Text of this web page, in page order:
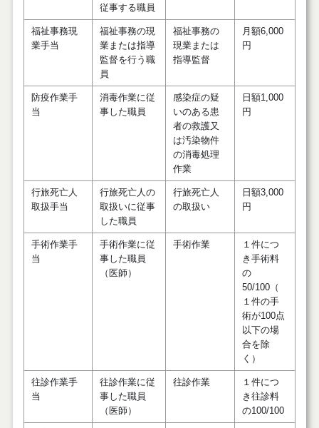
従事する職員
福祉事務現
業手当
福祉事務の現
業または指導
監督を行う職
員
福祉事務の
現業または
指導監督
月額6,000
円
防疫作業手
当
消毒作業に従
事した職員
感染症の疑
いのある患
者の救護又
は汚染物件
の消毒処理
作業
日額1,000
円
行旅死亡人
取扱手当
行旅死亡人の
取扱いに従事
した職員
行旅死亡人
の取扱い
日額3,000
円
手術作業手
当
手術作業に従
事した職員
（医師）
手術作業
１件につ
き手術料
の
50/100（
１件の手
術が100点
以下の場
合を除
く）
往診作業手
当
往診作業に従
事した職員
（医師）
往診作業
１件につ
き往診料
の100/100